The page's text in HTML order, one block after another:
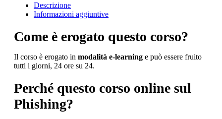
Descrizione
Informazioni aggiuntive
Come è erogato questo corso?
Il corso è erogato in modalità e-learning e può essere fruito
tutti i giorni, 24 ore su 24.
Perché questo corso online sul
Phishing?